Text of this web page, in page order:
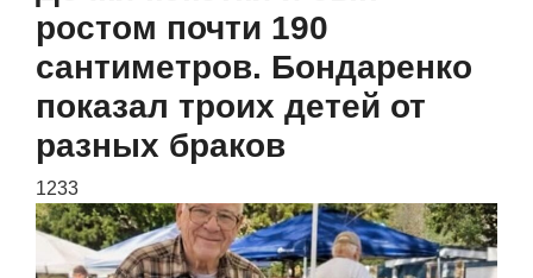
ростом почти 190
сантиметров. Бондаренко
показал троих детей от
разных браков
1233